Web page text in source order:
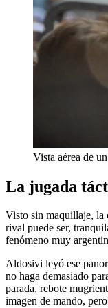
Vista aérea de
La jugada
Visto sin maquillaje, la
rival puede ser,
fenómeno muy
Aldosivi leyó ese
no haga demasiado
parada, rebote
imagen de mando,